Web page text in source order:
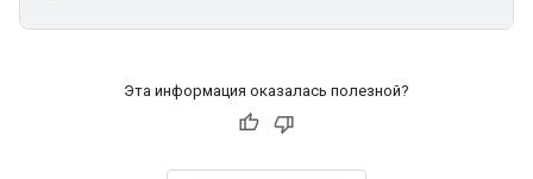
Эта информация оказалась полезной?